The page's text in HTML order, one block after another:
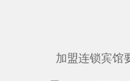
加盟连锁宾馆